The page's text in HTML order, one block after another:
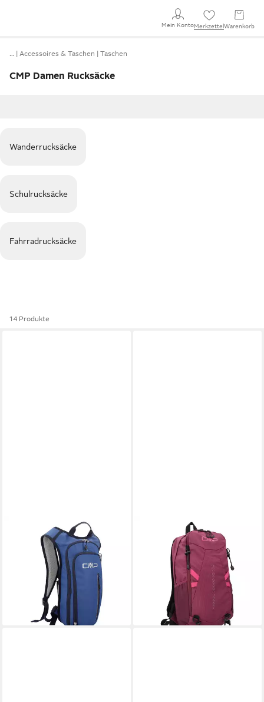
Mein KontoMerkzettel Warenkorb
… Accessoires & Taschen Taschen
CMP Damen Rucksäcke
Wanderrucksäcke
Schulrucksäcke
Fahrradrucksäcke
14 Produkte
Rucksack CMP Radrucksack
GRAND RAPIDS 9L BIKE
BACKPACK 3V57877
lieferbar - in 3-4 Werktagen bei dir
Rucksack CMP Rucksack
LAREDO 22L TREKKING
BACKPACK 3V17957
lieferbar - in 3-4 Werktagen bei dir